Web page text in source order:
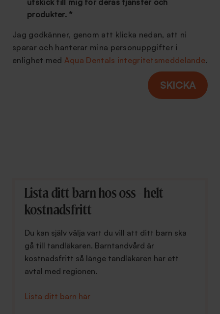
utskick till mig för deras tjänster och
produkter. *
Jag godkänner, genom att klicka nedan, att ni
sparar och hanterar mina personuppgifter i
enlighet med Aqua Dentals integritetsmeddelande.
Lista ditt barn hos oss - helt
kostnadsfritt
Du kan själv välja vart du vill att ditt barn ska
gå till tandläkaren. Barntandvård är
kostnadsfritt så länge tandläkaren har ett
avtal med regionen.
Lista ditt barn här